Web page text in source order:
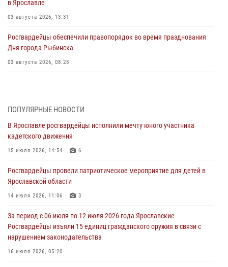
в Ярославле
03 августа 2026, 13:31
Росгвардейцы обеспечили правопорядок во время празднования
Дня города Рыбинска
03 августа 2026, 08:28
03 августа 2026, 07:24
Ярославские росгвардейцы за прошедшую неделю совершили
более 300 выездов по сигналам «тревога»
03 августа 2026, 07:09
Росгвардейцы оказали помощь беременной женщине во время
празднования Дня ВДВ в Ярославле
03 августа 2026, 06:20
За период с 20 июля по 26 июля 2026 года Ярославские
Росгвардейцы изъяли 41 единицу гражданского оружия в связи с
нарушением законодательства
30 июля 2026, 11:51
ПОПУЛЯРНЫЕ НОВОСТИ
В Ярославле росгвардейцы исполнили мечту юного участника
кадетского движения
15 июля 2026, 14:54 6
Росгвардейцы провели патриотическое мероприятие для детей в
Ярославской области
14 июля 2026, 11:06 3
За период с 06 июля по 12 июля 2026 года Ярославские
Росгвардейцы изъяли 15 единиц гражданского оружия в связи с
нарушением законодательства
16 июля 2026, 05:20